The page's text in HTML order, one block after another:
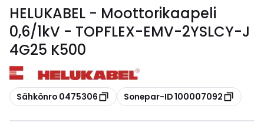
HELUKABEL - Moottorikaapeli
0,6/1kV - TOPFLEX-EMV-2YSLCY-J
4G25 K500
Kopioi
Sähkönro 0475306 Kopioi
Sonepar-ID 100007092